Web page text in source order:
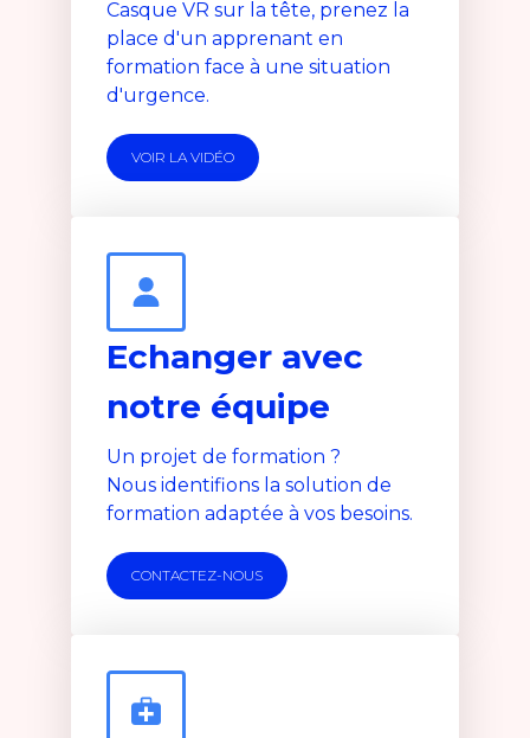
Casque VR sur la tête, prenez la
place d'un apprenant en
formation face à une situation
d'urgence.
VOIR LA VIDÉO
Echanger avec
notre équipe
Un projet de formation ?
Nous identifions la solution de
formation adaptée à vos besoins.
CONTACTEZ-NOUS